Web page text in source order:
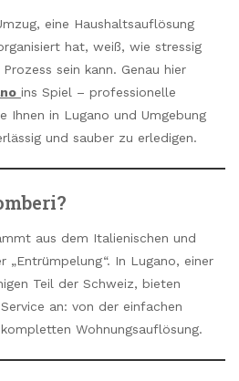
eine Haushaltsauflösung
hat, weiß, wie stressig
sein kann. Genau hier
ins Spiel – professionelle
Ihnen in Lugano und Umgebung
und sauber zu erledigen.
aus dem Italienischen und
„Entrümpelung“. In Lugano, einer
Teil der Schweiz, bieten
an: von der einfachen
Wohnungsauflösung.